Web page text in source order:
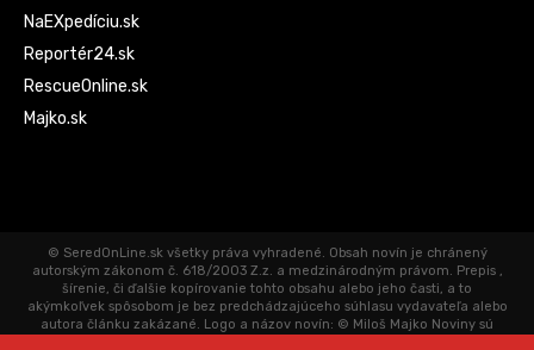
NaEXpedíciu.sk
Reportér24.sk
RescueOnline.sk
Majko.sk
© SeredOnLine.sk všetky práva vyhradené. Obsah novín je chránený
autorským zákonom č. 618/2003 Z.z. a medzinárodným právom. Prepis ,
šírenie, či ďalšie kopírovanie tohto obsahu alebo jeho časti, a to
akýmkoľvek spôsobom je bez predchádzajúceho súhlasu vydavateľa alebo
autora článku zakázané. Logo a názov novín: © Miloš Majko Noviny sú